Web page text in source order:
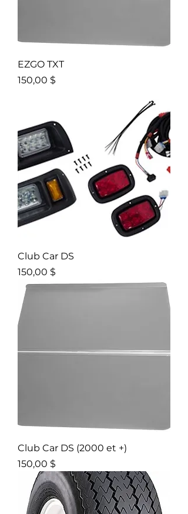
EZGO TXT
Prix
150,00 $
Club Car DS
Prix
150,00 $
Club Car DS (2000 et +)
Prix
150,00 $